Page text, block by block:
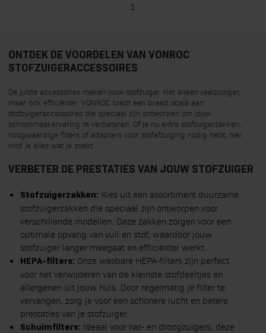
1
U lees momenteel pagina
ONTDEK DE VOORDELEN VAN VONROC
STOFZUIGERACCESSOIRES
De juiste accessoires maken jouw stofzuiger niet alleen veelzijdiger,
maar ook efficiënter. VONROC biedt een breed scala aan
stofzuigeraccessoires die speciaal zijn ontworpen om jouw
schoonmaakervaring te verbeteren. Of je nu extra stofzuigerzakken,
hoogwaardige filters of adapters voor stofafzuiging nodig hebt, hier
vind je alles wat je zoekt.
VERBETER DE PRESTATIES VAN JOUW STOFZUIGER
Stofzuigerzakken: Kies uit een assortiment duurzame
stofzuigerzakken die speciaal zijn ontworpen voor
verschillende modellen. Deze zakken zorgen voor een
optimale opvang van vuil en stof, waardoor jouw
stofzuiger langer meegaat en efficiënter werkt.
HEPA-filters: Onze wasbare HEPA-filters zijn perfect
voor het verwijderen van de kleinste stofdeeltjes en
allergenen uit jouw huis. Door regelmatig je filter te
vervangen, zorg je voor een schonere lucht en betere
prestaties van je stofzuiger.
Schuimfilters: Ideaal voor nat- en droogzuigers, deze